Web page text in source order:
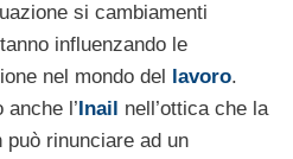
si cambiamenti
influenzando le
nel mondo del lavoro.
anche l’Inail nell’ottica che la
rinunciare ad un